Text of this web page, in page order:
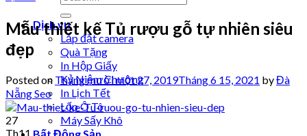
Dịch vụ
Lắp đặt camera
Quà Tặng
In Hộp Giấy
Kỷ Niệm Chương
In Lịch Tết
Lốp Ô Tô
Máy Sấy Khô
Mẫu thiết kế Tủ rượu gỗ tự nhiên siêu
đẹp
Posted on Tháng mười một 27, 2019Tháng 6 15, 2021 byĐà
Nẵng Seo
27
Th11